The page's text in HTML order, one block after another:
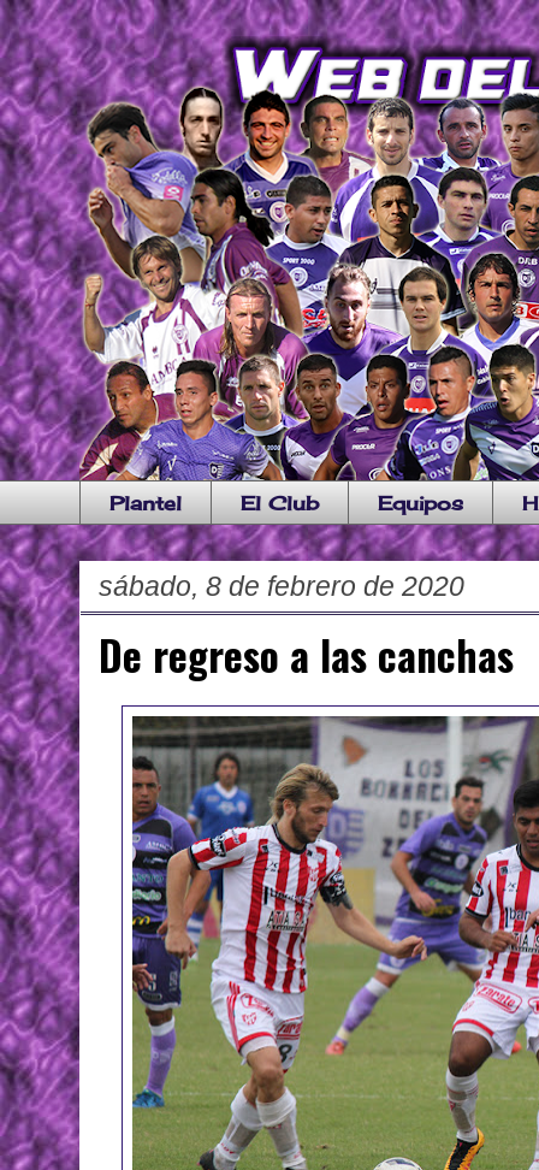
Plantel El Club Equipos
sábado, 8 de febrero de 2020
De regreso a las canchas